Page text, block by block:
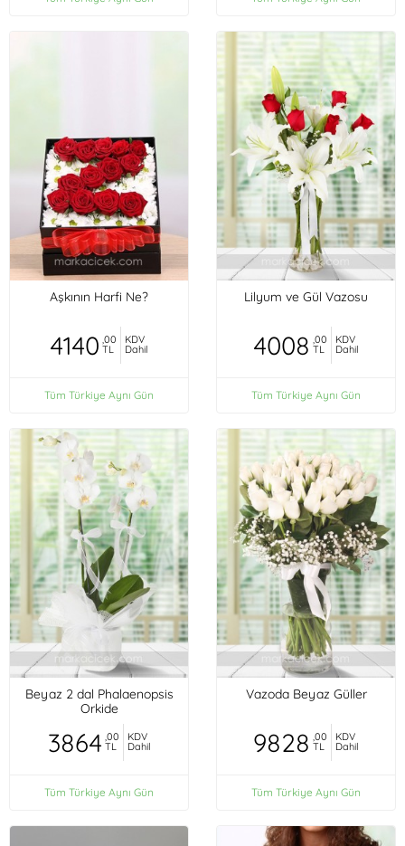
Aşkının Harfi Ne?
4140 ,00
TL
KDV
Dahil
Tüm Türkiye Aynı Gün
Lilyum ve Gül Vazosu
4008 ,00
TL
KDV
Dahil
Tüm Türkiye Aynı Gün
Beyaz 2 dal Phalaenopsis
Orkide
3864 ,00
TL
KDV
Dahil
Tüm Türkiye Aynı Gün
Vazoda Beyaz Güller
9828 ,00
TL
KDV
Dahil
Tüm Türkiye Aynı Gün